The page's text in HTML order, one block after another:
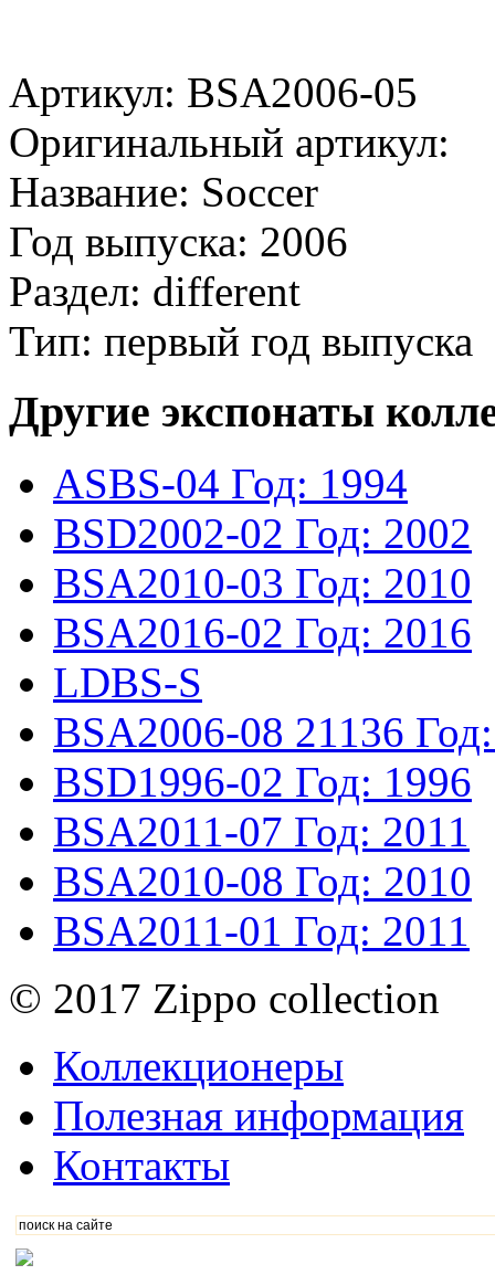
Артикул: BSA2006-05
Оригинальный артикул:
Название: Soccer
Год выпуска: 2006
Раздел: different
Тип: первый год выпуска
Другие экспонаты
ASBS-04 Год: 1994
BSD2002-02 Год: 2002
BSA2010-03 Год: 2010
BSA2016-02 Год: 2016
LDBS-S
BSA2006-08 21136
BSD1996-02 Год: 1996
BSA2011-07 Год: 2011
BSA2010-08 Год: 2010
BSA2011-01 Год: 2011
© 2017 Zippo collection
Коллекционеры
Полезная информация
Контакты